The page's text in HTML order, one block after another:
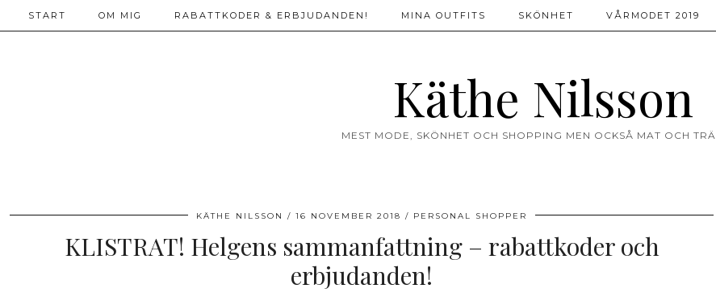
Käthe Nilsson
MEST MODE, SKÖNHET OCH SHOPPING MEN OCKSÅ MAT OCH
START OM MIG RABATTKODER & ERBJUDANDEN! MINA OUTFITS SKÖNHET VÅRMODET 2019
KÄTHE NILSSON 16 NOVEMBER 2018 PERSONAL SHOPPER
KLISTRAT! Helgens sammanfattning – rabattkoder och
erbjudanden!